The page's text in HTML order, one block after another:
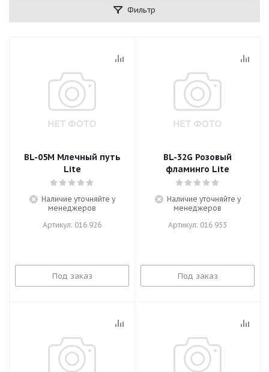
Фильтр
BL-05M Млечный путь
Lite
Наличие уточняйте у
менеджеров
Артикул: 016 926
Под заказ
BL-32G Розовый
фламинго Lite
Наличие уточняйте у
менеджеров
Артикул: 016 953
Под заказ